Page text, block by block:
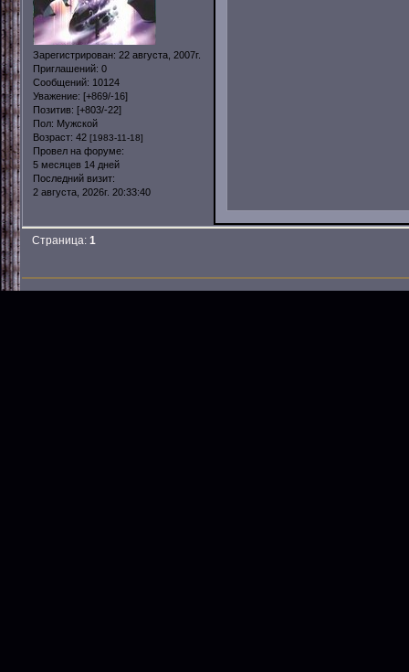
Зарегистрирован: 22 августа, 2007г.
Приглашений: 0
Сообщений: 10124
Уважение: [+869/-16]
Позитив: [+803/-22]
Пол: Мужской
Возраст: 42 [1983-11-18]
Провел на форуме:
5 месяцев 14 дней
Последний визит:
2 августа, 2026г. 20:33:40
Страница:1